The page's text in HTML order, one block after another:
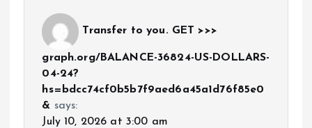
Transfer to you. GET >>>
graph.org/BALANCE-36824-US-DOLLARS-
04-24?
hs=bdcc74cf0b5b7f9aed6a45a1d76f85e0
& says:
July 10, 2026 at 3:00 am